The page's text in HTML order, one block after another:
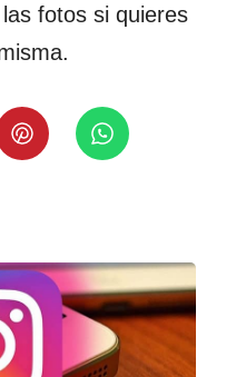
fotos si quieres